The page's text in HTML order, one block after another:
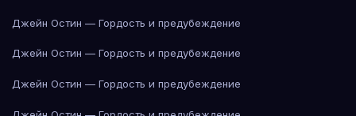
Джейн Остин — Гордость и предубеждение
Джейн Остин — Гордость и предубеждение
Джейн Остин — Гордость и предубеждение